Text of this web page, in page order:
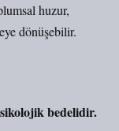
huzur,
dönüşebilir.
bedelidir.